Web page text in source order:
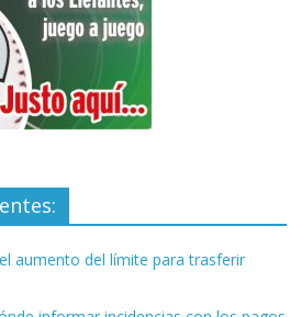
aumento del límite para trasferir